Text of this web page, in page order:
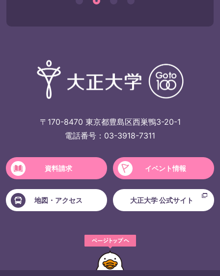
〒170-8470 東京都豊島区西巣鴨3-20-1
電話番号：03-3918-7311
資料請求 イベント情報
地図・アクセス 大正大学 公式サイト